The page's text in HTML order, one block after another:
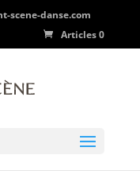
scene-danse.com
Articles 0